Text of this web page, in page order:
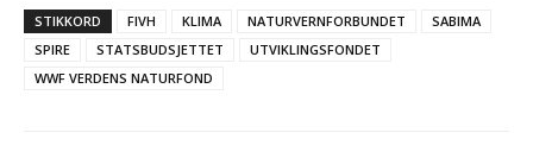
STIKKORD FIVH KLIMA NATURVERNFORBUNDET
SABIMA
SPIRE
STATSBUDSJETTET
UTVIKLINGSFONDET
WWF VERDENS NATURFOND